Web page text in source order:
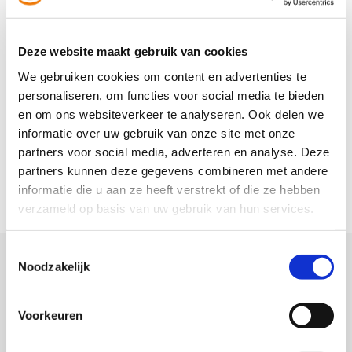
Deze website maakt gebruik van cookies
We gebruiken cookies om content en advertenties te
personaliseren, om functies voor social media te bieden
en om ons websiteverkeer te analyseren. Ook delen we
informatie over uw gebruik van onze site met onze
partners voor social media, adverteren en analyse. Deze
partners kunnen deze gegevens combineren met andere
informatie die u aan ze heeft verstrekt of die ze hebben
verzameld op basis van uw gebruik van hun services.
Noodzakelijk
Voorkeuren
KIES JE VAKMAN
van Samsung wasmachine?